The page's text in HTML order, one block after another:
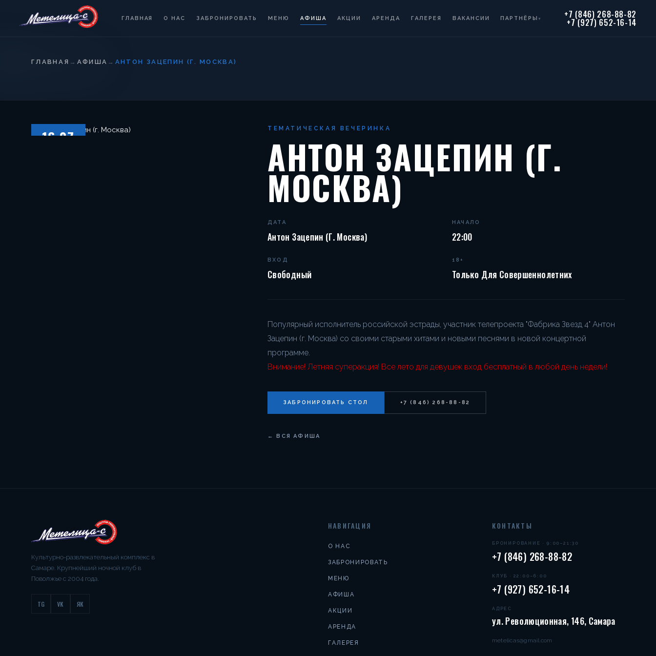
ГЛАВНАЯ О НАС ЗАБРОНИРОВАТЬ МЕНЮ АФИША АКЦИИ АРЕНДА ГАЛЕРЕЯ ВАКАНСИИ ПАРТНЁРЫ▾ +7 (846) 268-88-82
+7 (927) 652-16-14
ГЛАВНАЯ → АФИША → АНТОН ЗАЦЕПИН (Г. МОСКВА)
16.07 ТЕМАТИЧЕСКАЯ ВЕЧЕРИНКА
АНТОН ЗАЦЕПИН (Г.
МОСКВА)
ДАТА
Антон Зацепин (г. Москва)
НАЧАЛО
22:00
ВХОД
Свободный
18+
Только Для Совершеннолетних
Популярный исполнитель российской эстрады, участник телепроекта "Фабрика Звезд 4" Антон
Зацепин (г. Москва) со своими старыми хитами и новыми песнями в новой концертной
программе.
Внимание! Летняя суперакция! Все лето для девушек вход бесплатный в любой день недели!
ЗАБРОНИРОВАТЬ СТОЛ +7 (846) 268-88-82
← ВСЯ АФИША
Культурно-развлекательный комплекс в
Самаре. Крупнейший ночной клуб в
Поволжье с 2004 года.
TG VK ЯК
НАВИГАЦИЯ
О НАС
ЗАБРОНИРОВАТЬ
МЕНЮ
АФИША
АКЦИИ
АРЕНДА
ГАЛЕРЕЯ
КОНТАКТЫ
БРОНИРОВАНИЕ · 9:00–21:30
+7 (846) 268-88-82
КЛУБ · 22:00–6:00
+7 (927) 652-16-14
АДРЕС
ул. Революционная, 146, Самара
metelicas@gmail.com